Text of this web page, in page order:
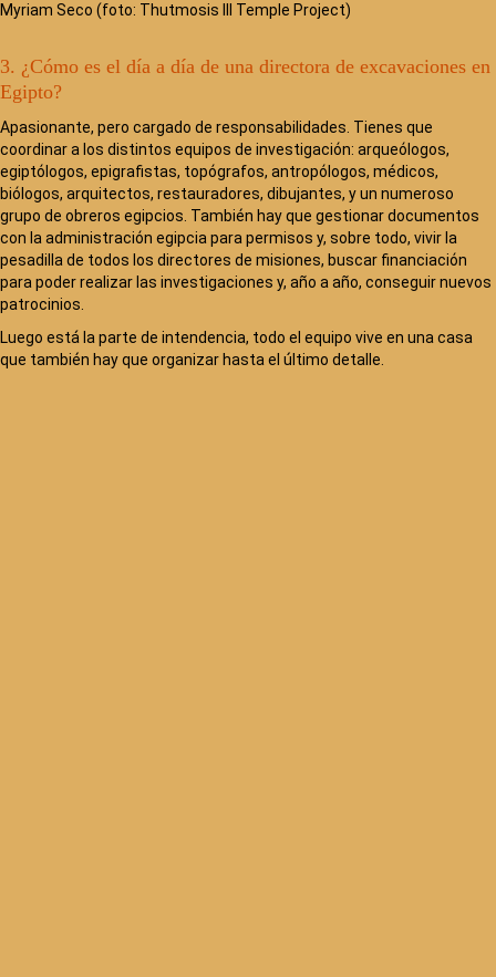
Myriam Seco (foto: Thutmosis III Temple Project)
3. ¿Cómo es el día a día de una directora de excavaciones en
Egipto?
Apasionante, pero cargado de responsabilidades. Tienes que
coordinar a los distintos equipos de investigación: arqueólogos,
egiptólogos, epigrafistas, topógrafos, antropólogos, médicos,
biólogos, arquitectos, restauradores, dibujantes, y un numeroso
grupo de obreros egipcios. También hay que gestionar documentos
con la administración egipcia para permisos y, sobre todo, vivir la
pesadilla de todos los directores de misiones, buscar financiación
para poder realizar las investigaciones y, año a año, conseguir nuevos
patrocinios.
Luego está la parte de intendencia, todo el equipo vive en una casa
que también hay que organizar hasta el último detalle.